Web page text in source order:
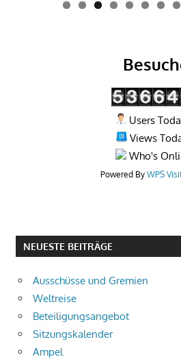
Users
Views
Who's
Powered By WPS
NEUESTE BEITRÄGE
Ausschüsse und Gremien
Weltreise
Beteiligungsangebot
Sitzungskalender
Ampel